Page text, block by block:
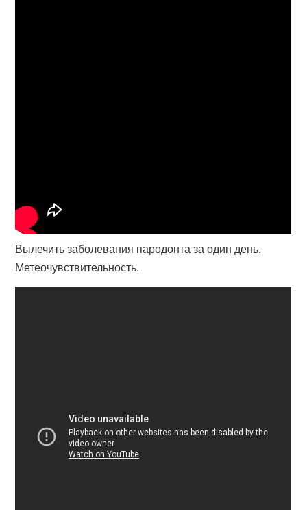
Вылечить заболевания пародонта за один день.
Метеочувствительность.